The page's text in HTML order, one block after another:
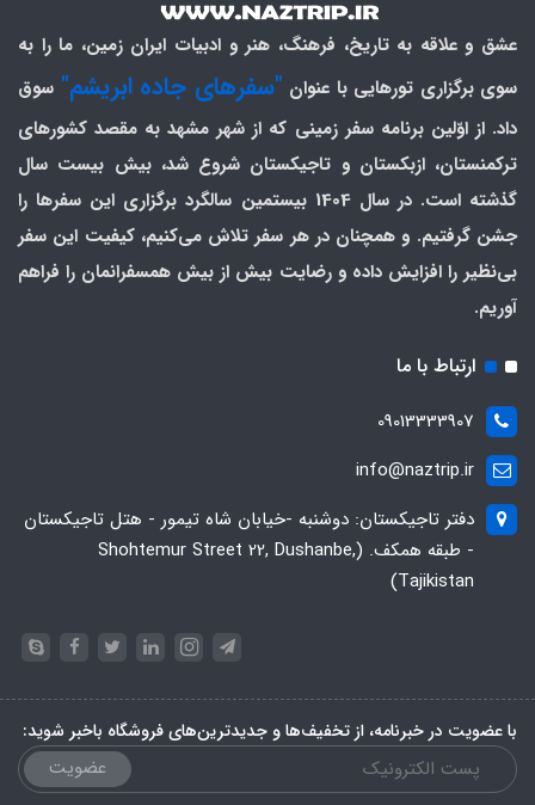
عشق و علاقه به تاریخ، فرهنگ، هنر و ادبیات ایران زمین، ما را به
سوی برگزاری تورهایی با عنوان "سفرهای جاده ابریشم" سوق
داد. از اوّلین برنامه سفر زمینی که از شهر مشهد به مقصد کشورهای
ترکمنستان، ازبکستان و تاجیکستان شروع شد، بیش بیست سال
گذشته است. در سال 1404 بیستمین سالگرد برگزاری این سفرها را
جشن گرفتیم. و همچنان در هر سفر تلاش می‌کنیم، کیفیت این سفر
بی‌نظیر را افزایش داده و رضایت بیش از بیش همسفرانمان را فراهم
آوریم.
ارتباط با ما
09013333907
info@naztrip.ir
دفتر تاجیکستان: دوشنبه -خیابان شاه تیمور - هتل تاجیکستان
- طبقه همکف. (Shohtemur Street 22, Dushanbe,
Tajikistan)
با عضویت در خبرنامه، از تخفیف‌ها و جدیدترین‌های فروشگاه باخبر شوید:
عضویت